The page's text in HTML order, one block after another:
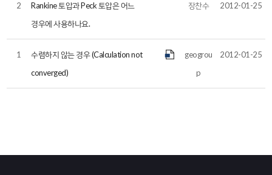
2
Rankine 토압과 Peck 토압은 어느
경우에 사용하나요.
장찬수 2012-01-25
1
수렴하지 않는 경우 (Calculation not
converged)
geogrou
p
2012-01-25